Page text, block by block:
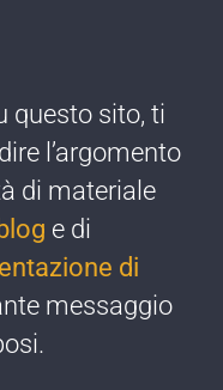
questo sito, ti
l’argomento
di materiale
blog e di
di
messaggio